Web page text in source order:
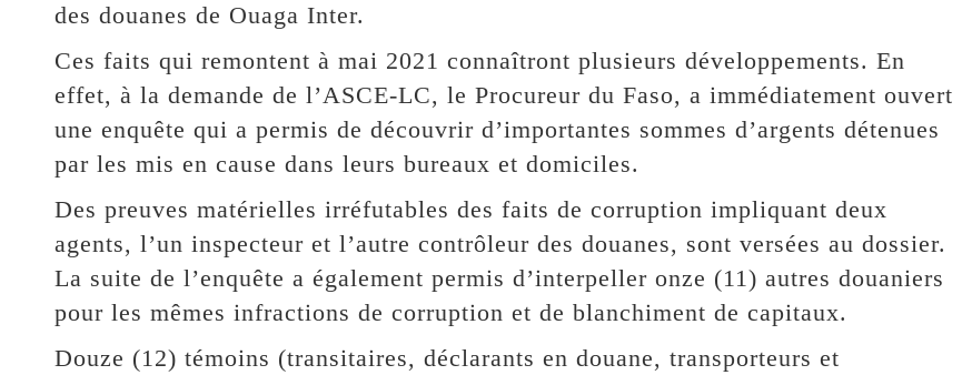
des douanes de Ouaga Inter.
Ces faits qui remontent à mai 2021 connaîtront plusieurs développements. En
effet, à la demande de l’ASCE-LC, le Procureur du Faso, a immédiatement ouvert
une enquête qui a permis de découvrir d’importantes sommes d’argents détenues
par les mis en cause dans leurs bureaux et domiciles.
Des preuves matérielles irréfutables des faits de corruption impliquant deux
agents, l’un inspecteur et l’autre contrôleur des douanes, sont versées au dossier.
La suite de l’enquête a également permis d’interpeller onze (11) autres douaniers
pour les mêmes infractions de corruption et de blanchiment de capitaux.
Douze (12) témoins (transitaires, déclarants en douane, transporteurs et